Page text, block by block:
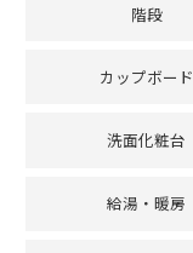
階段
カップボード
洗面化粧台
給湯・暖房